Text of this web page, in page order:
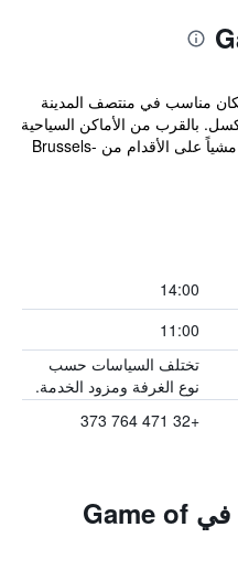
4 نجوم في مكان مناسب في منتصف المدينة
بالقرب من الأماكن السياحية
في المنطقة وضمن مسافة 10 دقائق مشياً على الأقدام من Brussels-
14:00
11:00
تختلف السياسات حسب
نوع الغرفة ومزود الخدمة.
+32 471 764 373
المزايا ووسائل الراحة في Game of